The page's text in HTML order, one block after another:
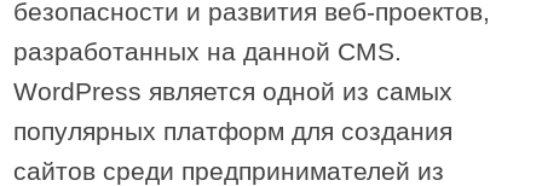
безопасности и развития веб-проектов,
разработанных на данной CMS.
WordPress является одной из самых
популярных платформ для создания
сайтов cреди предпринимателей из